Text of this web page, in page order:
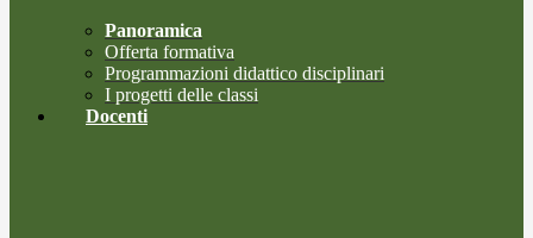
Panoramica
Offerta formativa
Programmazioni didattico disciplinari
I progetti delle classi
Docenti